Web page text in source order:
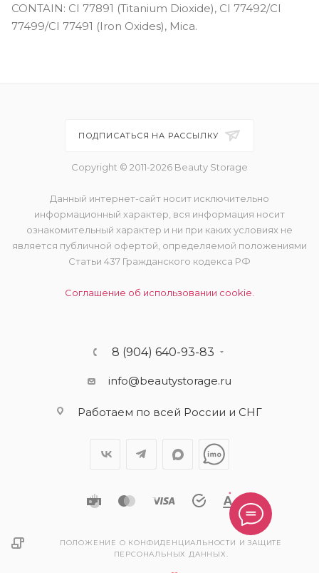
CONTAIN: CI 77891 (Titanium Dioxide), CI 77492/CI
77499/CI 77491 (Iron Oxides), Mica.
ПОДПИСАТЬСЯ НА РАССЫЛКУ
Copyright © 2011-2026 Beauty Storage
Данный интернет-сайт носит исключительно
информационный характер, вся информация носит
ознакомительный характер и ни при каких условиях не
является публичной офертой, определяемой положениями
Статьи 437 Гражданского кодекса РФ
Соглашение об использовании cookie.
8 (904) 640-93-83
info@beautystorage.ru
Работаем по всей России и СНГ
ПОЛОЖЕНИЕ О КОНФИДЕНЦИАЛЬНОСТИ И ЗАЩИТЕ
ПЕРСОНАЛЬНЫХ ДАННЫХ.